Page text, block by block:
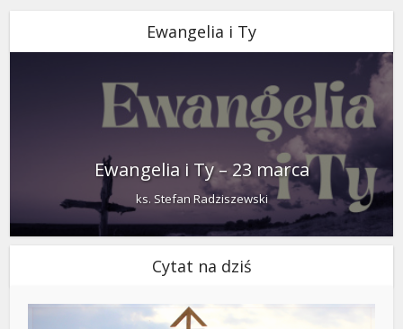
Ewangelia i Ty
Ewangelia i Ty – 23 marca
ks. Stefan Radziszewski
Cytat na dziś